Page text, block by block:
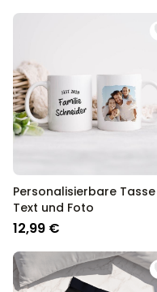
Personalisierbare
Text und Foto
12,99 €